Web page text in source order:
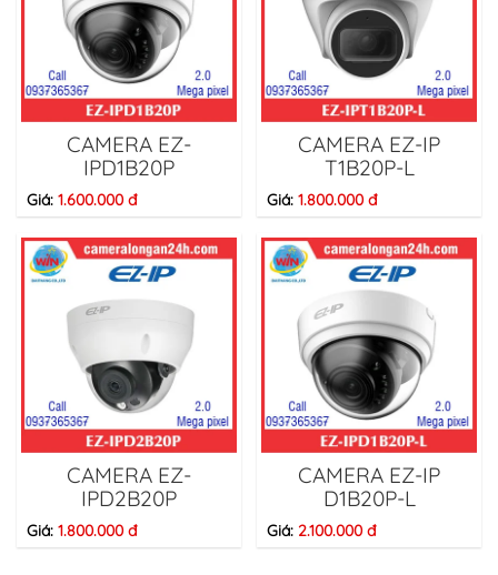
CAMERA EZ-
IPD1B20P
Giá: 1.600.000 đ
CAMERA EZ-IP
T1B20P-L
Giá: 1.800.000 đ
CAMERA EZ-
IPD2B20P
Giá: 1.800.000 đ
CAMERA EZ-IP
D1B20P-L
Giá: 2.100.000 đ